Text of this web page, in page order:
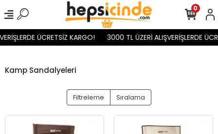
ÜCRETSİZ KARGO! 3000 TL ÜZERİ ALIŞVERİŞLERDE
0
Kamp Sandalyeleri
Filtreleme Sıralama